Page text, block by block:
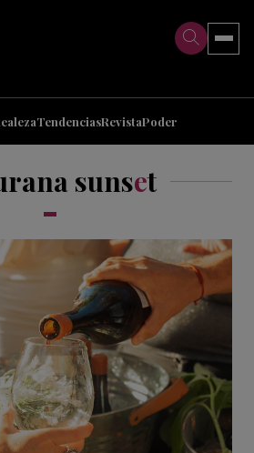
TendenciasRevistaPoder
sunset